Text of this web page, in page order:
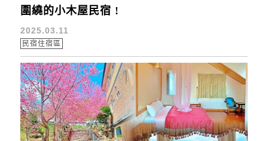
圍繞的小木屋民宿 !
2025.03.11
民宿住宿區